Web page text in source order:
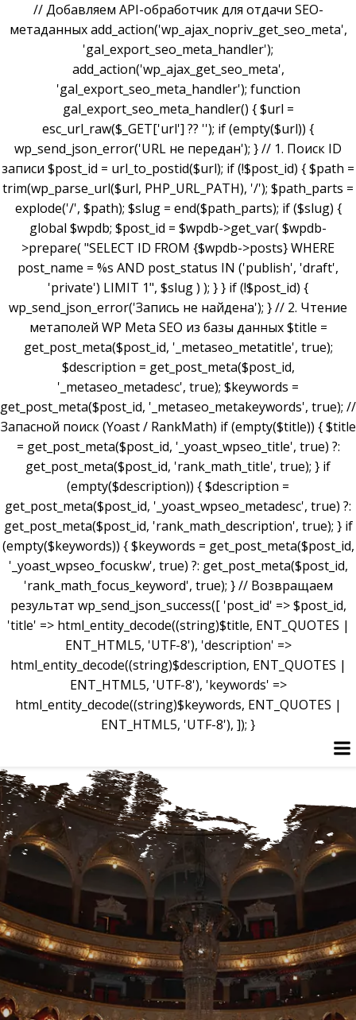
// Добавляем API-обработчик для отдачи SEO-
метаданных add_action('wp_ajax_nopriv_get_seo_meta',
'gal_export_seo_meta_handler');
add_action('wp_ajax_get_seo_meta',
'gal_export_seo_meta_handler'); function
gal_export_seo_meta_handler() { $url =
esc_url_raw($_GET['url'] ?? ''); if (empty($url)) {
wp_send_json_error('URL не передан'); } // 1. Поиск ID
записи $post_id = url_to_postid($url); if (!$post_id) { $path =
trim(wp_parse_url($url, PHP_URL_PATH), '/'); $path_parts =
explode('/', $path); $slug = end($path_parts); if ($slug) {
global $wpdb; $post_id = $wpdb->get_var( $wpdb-
>prepare( "SELECT ID FROM {$wpdb->posts} WHERE
post_name = %s AND post_status IN ('publish', 'draft',
'private') LIMIT 1", $slug ) ); } } if (!$post_id) {
wp_send_json_error('Запись не найдена'); } // 2. Чтение
метаполей WP Meta SEO из базы данных $title =
get_post_meta($post_id, '_metaseo_metatitle', true);
$description = get_post_meta($post_id,
'_metaseo_metadesc', true); $keywords =
get_post_meta($post_id, '_metaseo_metakeywords', true); //
Запасной поиск (Yoast / RankMath) if (empty($title)) { $title
= get_post_meta($post_id, '_yoast_wpseo_title', true) ?:
get_post_meta($post_id, 'rank_math_title', true); } if
(empty($description)) { $description =
get_post_meta($post_id, '_yoast_wpseo_metadesc', true) ?:
get_post_meta($post_id, 'rank_math_description', true); } if
(empty($keywords)) { $keywords = get_post_meta($post_id,
'_yoast_wpseo_focuskw', true) ?: get_post_meta($post_id,
'rank_math_focus_keyword', true); } // Возвращаем
результат wp_send_json_success([ 'post_id' => $post_id,
'title' => html_entity_decode((string)$title, ENT_QUOTES |
ENT_HTML5, 'UTF-8'), 'description' =>
html_entity_decode((string)$description, ENT_QUOTES |
ENT_HTML5, 'UTF-8'), 'keywords' =>
html_entity_decode((string)$keywords, ENT_QUOTES |
ENT_HTML5, 'UTF-8'), ]); }